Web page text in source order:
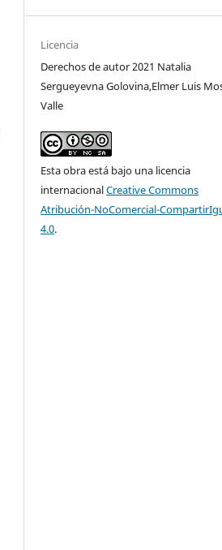
Licencia
Derechos de autor 2021 Natalia
Sergueyevna Golovina,Elmer Luis
Valle
Esta obra está bajo una licencia
internacionalCreative Commons
Atribución-NoComercial-
4.0.